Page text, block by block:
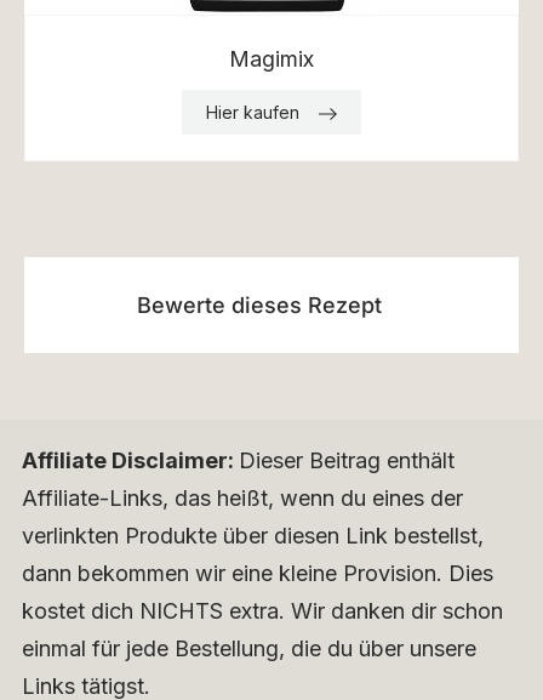
Magimix
Hier kaufen
Bewerte dieses Rezept
Affiliate Disclaimer: Dieser Beitrag enthält
Affiliate-Links, das heißt, wenn du eines der
verlinkten Produkte über diesen Link bestellst,
dann bekommen wir eine kleine Provision. Dies
kostet dich NICHTS extra. Wir danken dir schon
einmal für jede Bestellung, die du über unsere
Links tätigst.